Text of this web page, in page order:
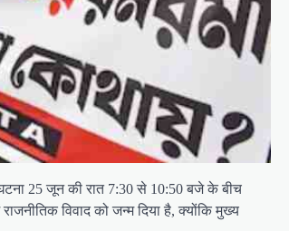
25 जून की रात 7:30 से 10:50 बजे के बीच
विवाद को जन्म दिया है, क्योंकि मुख्य